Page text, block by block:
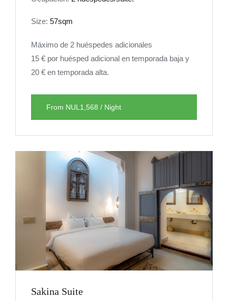
Size: 57sqm
Máximo de 2 huéspedes adicionales
15 € por huésped adicional en temporada baja y
20 € en temporada alta.
From NUL1,568 / Night
Sakina Suite